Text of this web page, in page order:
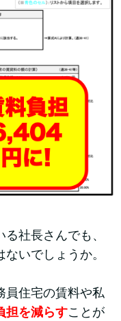
社長さんでも、
いでしょうか。
員住宅の賃料や私
担を減らすことが